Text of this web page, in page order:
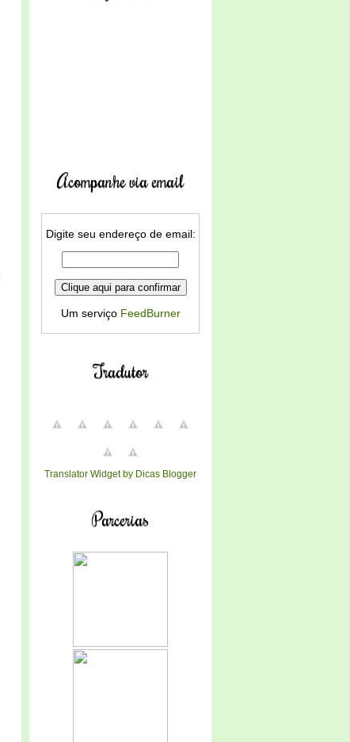
Acompanhe via email
Digite seu endereço de email:
Um serviço FeedBurner
Tradutor
Translator Widget by Dicas Blogger
Parcerias